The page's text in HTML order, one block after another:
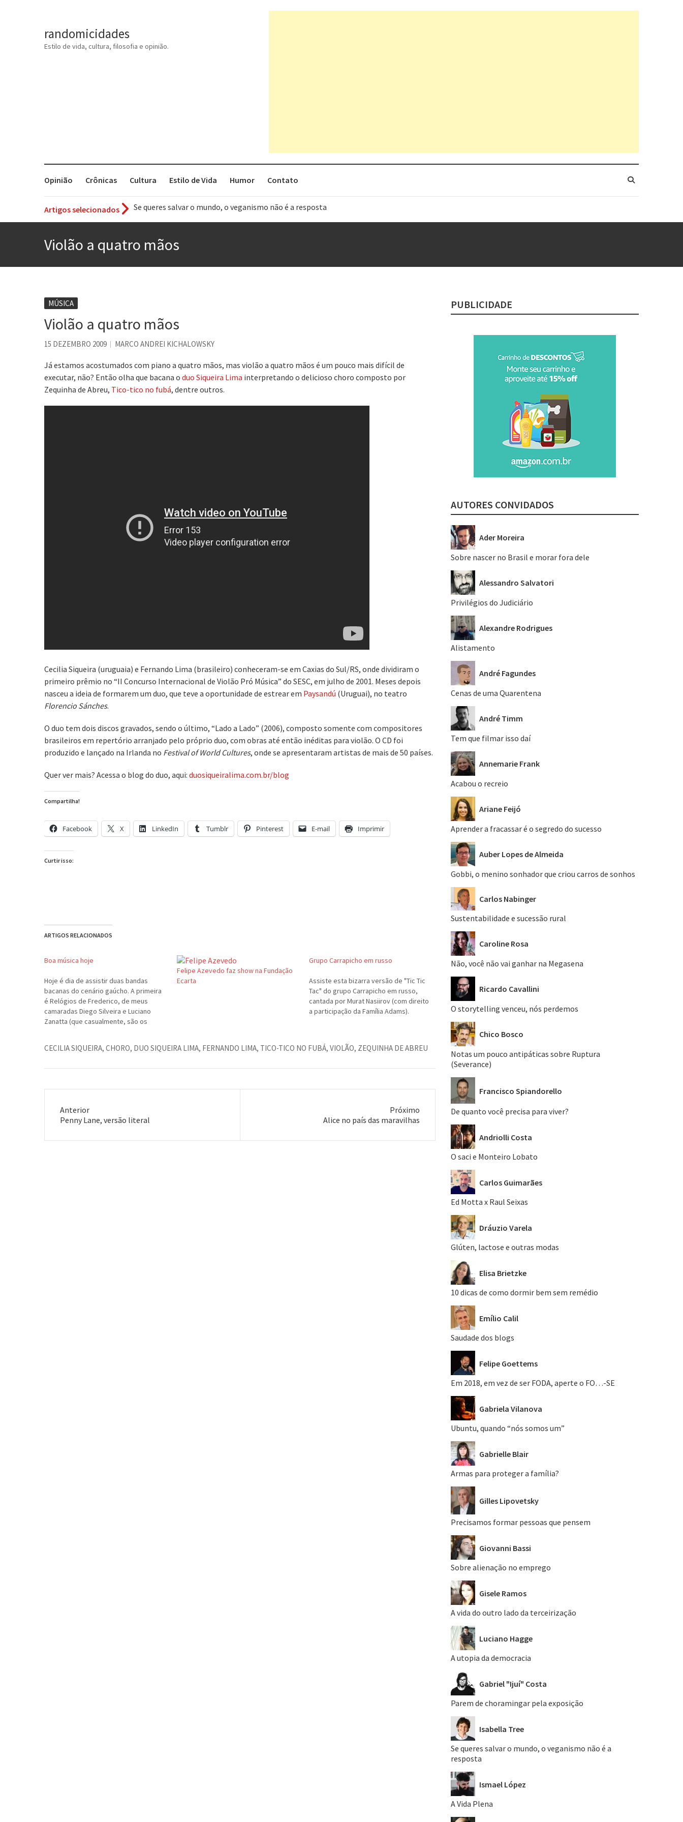
randomicidades
Estilo de vida, cultura, filosofia e opinião.
Opinião Crônicas Cultura Estilo de Vida Humor Contato
Artigos selecionados
Tem que filmar isso daí
Aprender a fracassar é o segredo do sucesso
Contardo Calligaris prega o “direito à tristeza”
Voto obrigatório é correto?
Violão a quatro mãos
MÚSICA
Violão a quatro mãos
15 DEZEMBRO 2009 MARCO ANDREI KICHALOWSKY
Já estamos acostumados com piano a quatro mãos, mas violão a quatro mãos é um pouco mais difícil de
executar, não? Então olha que bacana o duo Siqueira Lima interpretando o delicioso choro composto por
Zequinha de Abreu, Tico-tico no fubá, dentre outros.
Cecilia Siqueira (uruguaia) e Fernando Lima (brasileiro) conheceram-se em Caxias do Sul/RS, onde dividiram o
primeiro prêmio no “II Concurso Internacional de Violão Pró Música” do SESC, em julho de 2001. Meses depois
nasceu a ideia de formarem um duo, que teve a oportunidade de estrear em Paysandú (Uruguai), no teatro
Florencio Sánches.
O duo tem dois discos gravados, sendo o último, “Lado a Lado” (2006), composto somente com compositores
brasileiros em repertório arranjado pelo próprio duo, com obras até então inéditas para violão. O CD foi
produzido e lançado na Irlanda no Festival of World Cultures, onde se apresentaram artistas de mais de 50 países.
Quer ver mais? Acessa o blog do duo, aqui: duosiqueiralima.com.br/blog
Compartilha!
Facebook X LinkedIn Tumblr Pinterest E-mail Imprimir
Curtir isso:
ARTIGOS RELACIONADOS
Boa música hoje
Hoje é dia de assistir duas bandas
bacanas do cenário gaúcho. A primeira
é Relógios de Frederico, de meus
camaradas Diego Silveira e Luciano
Zanatta (que casualmente, são os
mas poderia dizer que tem jazz, rock,
Felipe Azevedo faz show na Fundação
Ecarta
Grupo Carrapicho em russo
Assiste esta bizarra versão de "Tic Tic
Tac" do grupo Carrapicho em russo,
cantada por Murat Nasiirov (com direito
a participação da Família Adams).
CECILIA SIQUEIRA, CHORO, DUO SIQUEIRA LIMA, FERNANDO LIMA, TICO-TICO NO FUBÁ, VIOLÃO, ZEQUINHA DE ABREU
Anterior
Post
Penny Lane, versão literal
Próximo
Alice no país das maravilhas
PUBLICIDADE
AUTORES CONVIDADOS
Ader Moreira
Sobre nascer no Brasil e morar fora dele
Alessandro Salvatori
Privilégios do Judiciário
Alexandre Rodrigues
Alistamento
André Fagundes
Cenas de uma Quarentena
André Timm
Tem que filmar isso daí
Annemarie Frank
Acabou o recreio
Ariane Feijó
Aprender a fracassar é o segredo do sucesso
Auber Lopes de Almeida
Gobbi, o menino sonhador que criou carros de sonhos
Carlos Nabinger
Sustentabilidade e sucessão rural
Caroline Rosa
Não, você não vai ganhar na Megasena
Ricardo Cavallini
O storytelling venceu, nós perdemos
Chico Bosco
Notas um pouco antipáticas sobre Ruptura
(Severance)
Francisco Spiandorello
De quanto você precisa para viver?
Andriolli Costa
O saci e Monteiro Lobato
Carlos Guimarães
Ed Motta x Raul Seixas
Dráuzio Varela
Glúten, lactose e outras modas
Elisa Brietzke
10 dicas de como dormir bem sem remédio
Emílio Calil
Saudade dos blogs
Felipe Goettems
Em 2018, em vez de ser FODA, aperte o FO…-SE
Gabriela Vilanova
Ubuntu, quando “nós somos um”
Gabrielle Blair
Armas para proteger a família?
Gilles Lipovetsky
Precisamos formar pessoas que pensem
Giovanni Bassi
Sobre alienação no emprego
Gisele Ramos
A vida do outro lado da terceirização
Luciano Hagge
A utopia da democracia
Gabriel "Ijuí" Costa
Parem de choramingar pela exposição
Isabella Tree
Se queres salvar o mundo, o veganismo não é a
resposta
Ismael López
A Vida Plena